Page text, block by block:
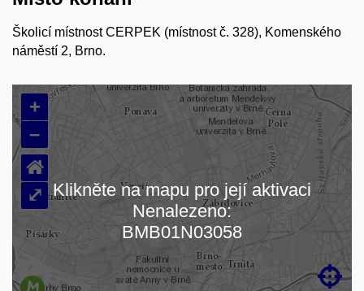
Školicí místnost CERPEK (místnost č. 328), Komenského
náměstí 2, Brno.
Načítám mapu…
+
–

⌂
⤢ Klikněte na mapu pro její aktivaci
Nenalezeno:
BMB01N03058